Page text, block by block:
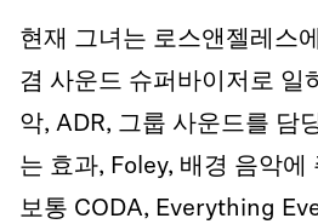
현재 그녀는 로스앤젤레스
겸 사운드 슈퍼바이저로 일
악, ADR, 그룹 사운드를 담
는 효과, Foley, 배경 음악에
보통 CODA, Everything